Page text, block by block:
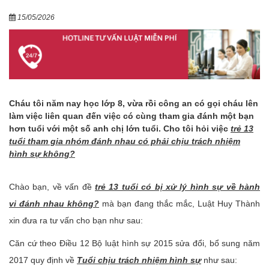
15/05/2026
Cháu tôi năm nay học lớp 8, vừa rồi công an có gọi cháu lên
làm việc liên quan đến việc có cùng tham gia đánh một bạn
hơn tuổi với một số anh chị lớn tuổi. Cho tôi hỏi việc trẻ 13
tuổi tham gia nhóm đánh nhau có phải chịu trách nhiệm
hình sự không?
Chào bạn, về vấn đề trẻ 13 tuổi có bị xử lý hình sự về hành
vi đánh nhau không? mà bạn đang thắc mắc, Luật Huy Thành
xin đưa ra tư vấn cho bạn như sau:
Căn cứ theo Điều 12 Bộ luật hình sự 2015 sửa đổi, bổ sung năm
2017 quy định về Tuổi chịu trách nhiệm hình sựnhư sau: